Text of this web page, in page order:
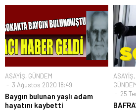
ASAYİŞ, GÜNDEM
3 Ağustos 2020 18:49
Baygın bulunan yaşlı adam
hayatını kaybetti
ASAYİŞ,
25